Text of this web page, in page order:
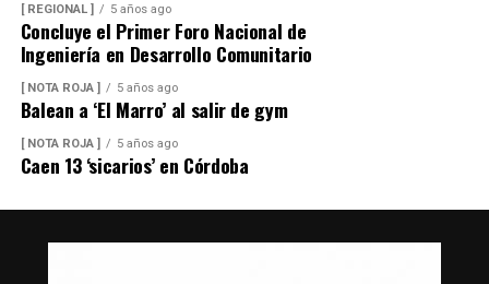
[ REGIONAL ] 5 años ago
Concluye el Primer Foro Nacional de
Ingeniería en Desarrollo Comunitario
[ NOTA ROJA ] 5 años ago
Balean a ‘El Marro’ al salir de gym
[ NOTA ROJA ] 5 años ago
Caen 13 ‘sicarios’ en Córdoba